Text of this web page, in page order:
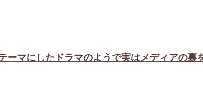
ーマにしたドラマのようで実はメディアの裏